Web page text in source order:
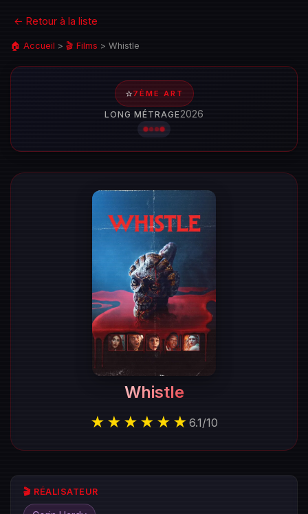
← Retour à la liste
🏠 Accueil > 🎬 Films > Whistle
⭐7ÈME ART
LONG MÉTRAGE2026
Whistle
★★★★★★ 6.1/10
🎬 RÉALISATEUR